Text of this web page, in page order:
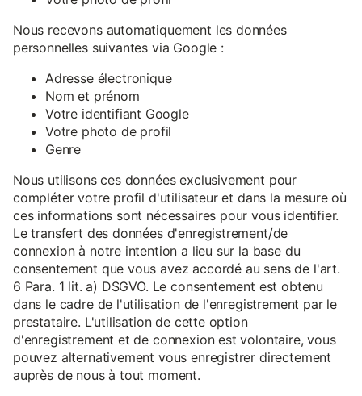
Nous recevons automatiquement les données
personnelles suivantes via Google :
Adresse électronique
Nom et prénom
Votre identifiant Google
Votre photo de profil
Genre
Nous utilisons ces données exclusivement pour
compléter votre profil d'utilisateur et dans la mesure où
ces informations sont nécessaires pour vous identifier.
Le transfert des données d'enregistrement/de
connexion à notre intention a lieu sur la base du
consentement que vous avez accordé au sens de l'art.
6 Para. 1 lit. a) DSGVO. Le consentement est obtenu
dans le cadre de l'utilisation de l'enregistrement par le
prestataire. L'utilisation de cette option
d'enregistrement et de connexion est volontaire, vous
pouvez alternativement vous enregistrer directement
auprès de nous à tout moment.